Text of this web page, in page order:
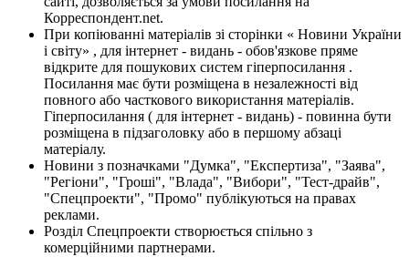
Корреспондент.net.
При копіюванні матеріалів зі сторінки « Новини України
і світу» , для інтернет - видань - обов'язкове пряме
відкрите для пошукових систем гіперпосилання .
Посилання має бути розміщена в незалежності від
повного або часткового використання матеріалів.
Гіперпосилання ( для інтернет - видань) - повинна бути
розміщена в підзаголовку або в першому абзаці
матеріалу.
Новини з позначками "Думка", "Експертиза", "Заява",
"Регіони", "Гроші", "Влада", "Вибори", "Тест-драйв",
"Спецпроекти", "Промо" публікуються на правах
реклами.
Розділ Спецпроекти створюється спільно з
комерційними партнерами.